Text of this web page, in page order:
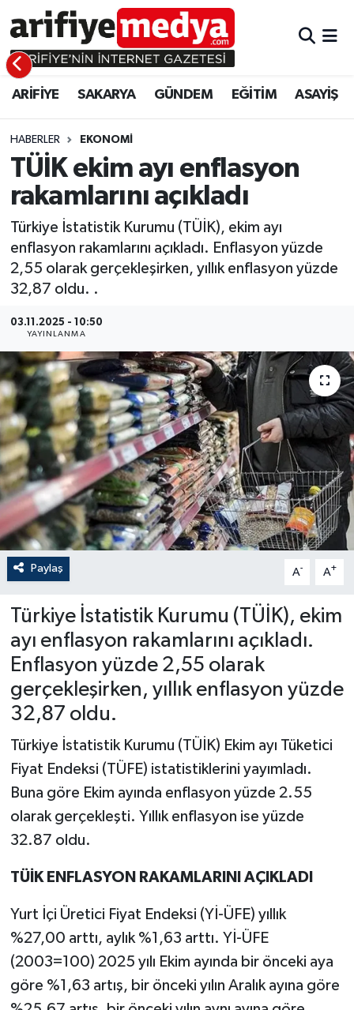
ARİFİYE SAKARYA GÜNDEM EĞİTİM ASAYİŞ
HABERLER EKONOMİ
TÜİK ekim ayı enflasyon
rakamlarını açıkladı
Türkiye İstatistik Kurumu (TÜİK), ekim ayı
enflasyon rakamlarını açıkladı. Enflasyon yüzde
2,55 olarak gerçekleşirken, yıllık enflasyon yüzde
32,87 oldu. .
03.11.2025 - 10:50
YAYINLANMA
Paylaş A- A+
Türkiye İstatistik Kurumu (TÜİK), ekim
ayı enflasyon rakamlarını açıkladı.
Enflasyon yüzde 2,55 olarak
gerçekleşirken, yıllık enflasyon yüzde
32,87 oldu.
Türkiye İstatistik Kurumu (TÜİK) Ekim ayı Tüketici
Fiyat Endeksi (TÜFE) istatistiklerini yayımladı.
Buna göre Ekim ayında enflasyon yüzde 2.55
olarak gerçekleşti. Yıllık enflasyon ise yüzde
32.87 oldu.
TÜİK ENFLASYON RAKAMLARINI AÇIKLADI
Yurt İçi Üretici Fiyat Endeksi (Yİ-ÜFE) yıllık
%27,00 arttı, aylık %1,63 arttı. Yİ-ÜFE
(2003=100) 2025 yılı Ekim ayında bir önceki aya
göre %1,63 artış, bir önceki yılın Aralık ayına göre
ARİFİYE
SAKARYA
GÜNDEM
EĞİTİM
ASAYİŞ
EKONOMİ
ARİFİYE
GÜNDEM
EĞİTİM
EKONOMİ
ASAYİŞ
Sakarya Hava Durumu
Sakarya Namaz Vakitleri
Sakarya Trafik Yoğunluk Haritası
Süper Lig Puan Durumu ve Fikstür
Tüm Manşetler
Son Dakika Haberleri